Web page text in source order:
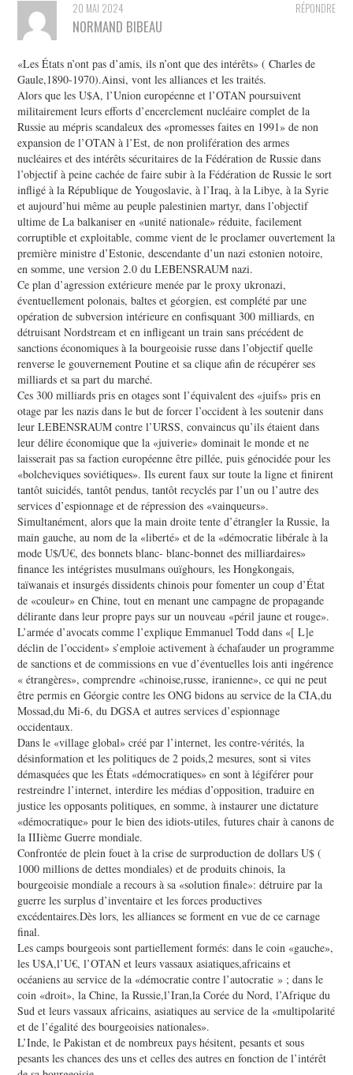
RÉPONDRE
20 MAI 2024
NORMAND BIBEAU
«Les États n’ont pas d’amis, ils n’ont que des intérêts» ( Charles de
Gaule,1890-1970).Ainsi, vont les alliances et les traités.
Alors que les U$A, l’Union européenne et l’OTAN poursuivent
militairement leurs efforts d’encerclement nucléaire complet de la
Russie au mépris scandaleux des «promesses faites en 1991» de non
expansion de l’OTAN à l’Est, de non prolifération des armes
nucléaires et des intérêts sécuritaires de la Fédération de Russie dans
l’objectif à peine cachée de faire subir à la Fédération de Russie le sort
infligé à la République de Yougoslavie, à l’Iraq, à la Libye, à la Syrie
et aujourd’hui même au peuple palestinien martyr, dans l’objectif
ultime de La balkaniser en «unité nationale» réduite, facilement
corruptible et exploitable, comme vient de le proclamer ouvertement la
première ministre d’Estonie, descendante d’un nazi estonien notoire,
en somme, une version 2.0 du LEBENSRAUM nazi.
Ce plan d’agression extérieure menée par le proxy ukronazi,
éventuellement polonais, baltes et géorgien, est complété par une
opération de subversion intérieure en confisquant 300 milliards, en
détruisant Nordstream et en infligeant un train sans précédent de
sanctions économiques à la bourgeoisie russe dans l’objectif quelle
renverse le gouvernement Poutine et sa clique afin de récupérer ses
milliards et sa part du marché.
Ces 300 milliards pris en otages sont l’équivalent des «juifs» pris en
otage par les nazis dans le but de forcer l’occident à les soutenir dans
leur LEBENSRAUM contre l’URSS, convaincus qu’ils étaient dans
leur délire économique que la «juiverie» dominait le monde et ne
laisserait pas sa faction européenne être pillée, puis génocidée pour les
«bolcheviques soviétiques». Ils eurent faux sur toute la ligne et finirent
tantôt suicidés, tantôt pendus, tantôt recyclés par l’un ou l’autre des
services d’espionnage et de répression des «vainqueurs».
Simultanément, alors que la main droite tente d’étrangler la Russie, la
main gauche, au nom de la «liberté» et de la «démocratie libérale à la
mode U$/U€, des bonnets blanc- blanc-bonnet des milliardaires»
finance les intégristes musulmans ouïghours, les Hongkongais,
taïwanais et insurgés dissidents chinois pour fomenter un coup d’État
de «couleur» en Chine, tout en menant une campagne de propagande
délirante dans leur propre pays sur un nouveau «péril jaune et rouge».
L’armée d’avocats comme l’explique Emmanuel Todd dans «[ L]e
déclin de l’occident» s’emploie activement à échafauder un programme
de sanctions et de commissions en vue d’éventuelles lois anti ingérence
« étrangères», comprendre «chinoise,russe, iranienne», ce qui ne peut
être permis en Géorgie contre les ONG bidons au service de la CIA,du
Mossad,du Mi-6, du DGSA et autres services d’espionnage
occidentaux.
Dans le «village global» créé par l’internet, les contre-vérités, la
désinformation et les politiques de 2 poids,2 mesures, sont si vites
démasquées que les États «démocratiques» en sont à légiférer pour
restreindre l’internet, interdire les médias d’opposition, traduire en
justice les opposants politiques, en somme, à instaurer une dictature
«démocratique» pour le bien des idiots-utiles, futures chair à canons de
la IIIième Guerre mondiale.
Confrontée de plein fouet à la crise de surproduction de dollars U$ (
1000 millions de dettes mondiales) et de produits chinois, la
bourgeoisie mondiale a recours à sa «solution finale»: détruire par la
guerre les surplus d’inventaire et les forces productives
excédentaires.Dès lors, les alliances se forment en vue de ce carnage
final.
Les camps bourgeois sont partiellement formés: dans le coin «gauche»,
les U$A,l’U€, l’OTAN et leurs vassaux asiatiques,africains et
océaniens au service de la «démocratie contre l’autocratie » ; dans le
coin «droit», la Chine, la Russie,l’Iran,la Corée du Nord, l’Afrique du
Sud et leurs vassaux africains, asiatiques au service de la «multipolarité
et de l’égalité des bourgeoisies nationales».
L’Inde, le Pakistan et de nombreux pays hésitent, pesants et sous
pesants les chances des uns et celles des autres en fonction de l’intérêt